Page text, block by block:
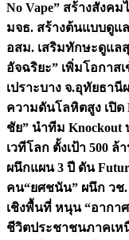
No Vape” สร้างสังค
มจธ. สร้างต้นแบบดูแ
อสม. เสริมทักษะดูแล
อัจฉริยะ” เพิ่มโอกาส
เปราะบาง จ.อุทัยธานี
ความดันโลหิตสูง เปิด
ชัย” นำทีม Knockout
เวทีโลก ตั้งเป้า 500 ล้
ผนึกแผน 3 ปี ดัน
คน“ยศชนัน” ผนึก วช
เชิงพื้นที่ หนุน “อากา
ชีวิตประชาชนภาคเห